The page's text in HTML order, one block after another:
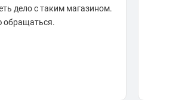
дело с таким магазином.
обращаться.